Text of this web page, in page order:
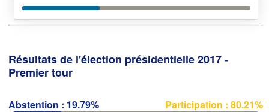
Résultats de l'élection présidentielle 2017 -
Premier tour
Abstention : 19.79% Participation : 80.21%